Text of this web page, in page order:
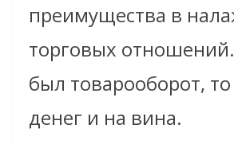
преимущества в
торговых
был товарооборот,
денег и на вина.